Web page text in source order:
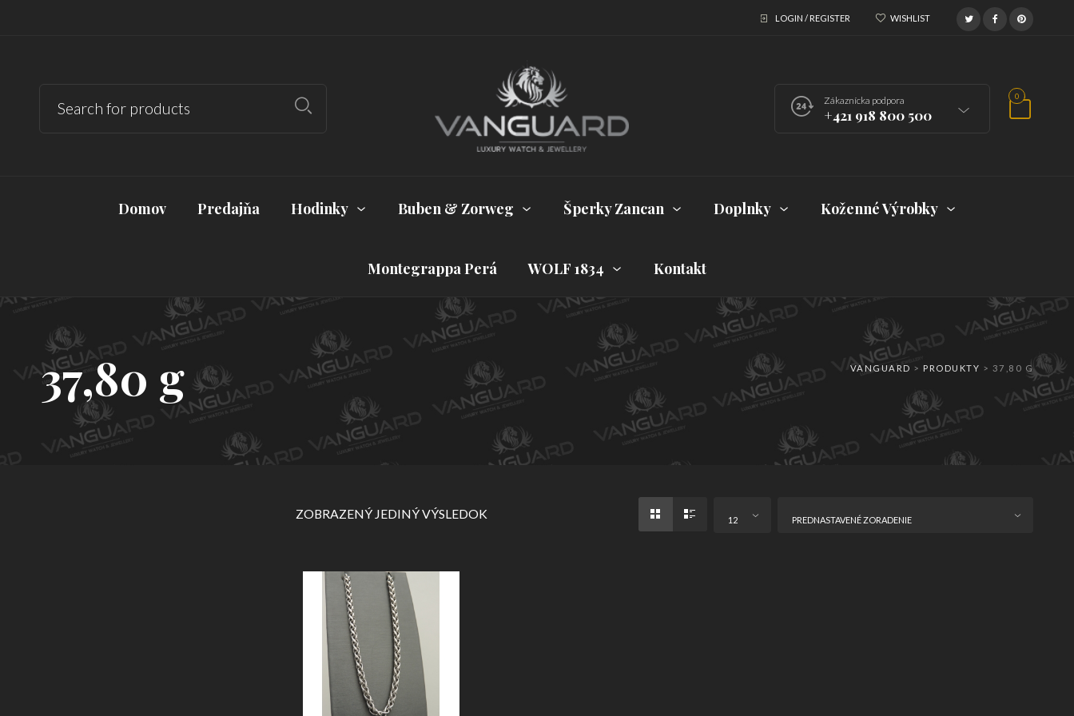
LOGIN / REGISTER WISHLIST
Zákaznícka podpora
+421 918 800 500
0
Domov Predajňa Hodinky Buben & Zorweg Šperky Zancan Doplnky Koženné Výrobky
Montegrappa Perá WOLF 1834 Kontakt
VANGUARD > PRODUKTY > 37,80 G
37,80 g
ZOBRAZENÝ JEDINÝ VÝSLEDOK 12 PREDNASTAVENÉ ZORADENIE